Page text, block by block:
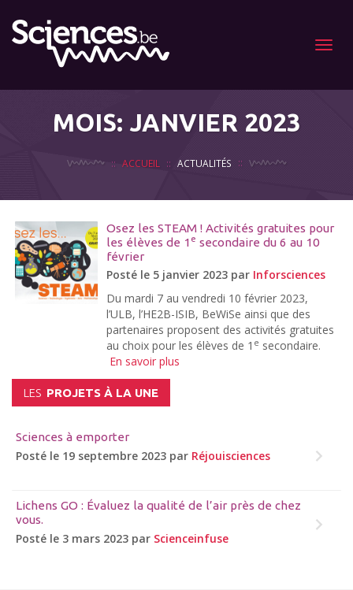
Menu
MOIS: JANVIER 2023
ACCUEIL ACTUALITÉS
Osez les STEAM ! Activités gratuites pour
les élèves de 1 e secondaire du 6 au 10
février
Posté le 5 janvier 2023 par Inforsciences
Du mardi 7 au vendredi 10 février 2023,
l’ULB, l’HE2B-ISIB, BeWiSe ainsi que des
partenaires proposent des activités gratuites
au choix pour les élèves de 1 e secondaire.
En savoir plus
LES PROJETS À LA UNE
Sciences à emporter
Posté le 19 septembre 2023 par Réjouisciences
Lichens GO : Évaluez la qualité de l’air près de chez
vous.
Posté le 3 mars 2023 par Scienceinfuse